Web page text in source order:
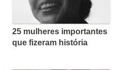
25 mulheres importantes
que fizeram história